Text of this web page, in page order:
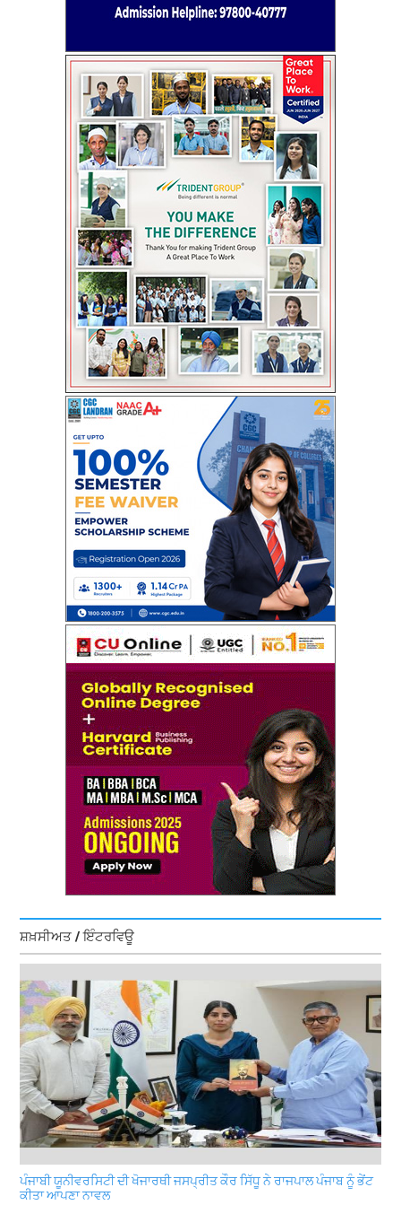
ਸ਼ਖ਼ਸੀਅਤ / ਇੰਟਰਵਿਊ
ਪੰਜਾਬੀ ਯੂਨੀਵਰਸਿਟੀ ਦੀ ਖੋਜਾਰਥੀ ਜਸਪ੍ਰੀਤ ਕੌਰ ਸਿੱਧੂ ਨੇ ਰਾਜਪਾਲ ਪੰਜਾਬ ਨੂੰ ਭੇਂਟ
ਕੀਤਾ ਆਪਣਾ ਨਾਵਲ